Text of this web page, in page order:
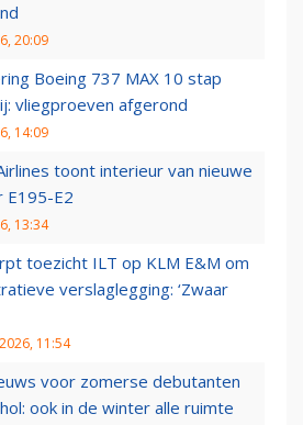
20:09
Boeing 737 MAX 10 stap
vliegproeven afgerond
14:09
toont interieur van nieuwe
E195-E2
13:34
toezicht ILT op KLM E&M om
verslaglegging: ‘Zwaar
11:54
voor zomerse debutanten
ook in de winter alle ruimte